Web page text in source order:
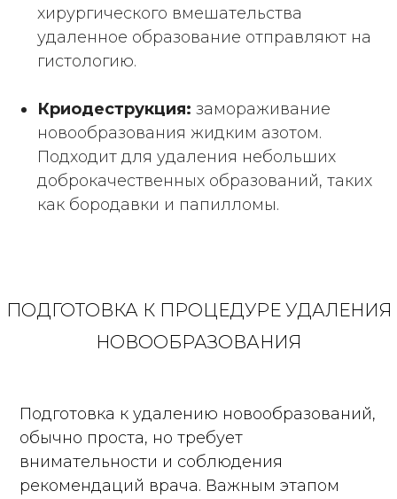
хирургического вмешательства
удаленное образование отправляют на
гистологию.
Криодеструкция: замораживание
новообразования жидким азотом.
Подходит для удаления небольших
доброкачественных образований, таких
как бородавки и папилломы.
ПОДГОТОВКА К ПРОЦЕДУРЕ УДАЛЕНИЯ
НОВООБРАЗОВАНИЯ
Подготовка к удалению новообразований,
обычно проста, но требует
внимательности и соблюдения
рекомендаций врача. Важным этапом